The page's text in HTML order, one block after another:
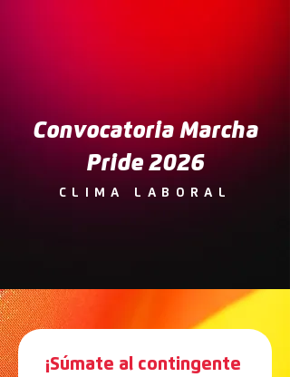
Convocatoria Marcha
Pride 2026
CLIMA LABORAL
¡Súmate al contingente